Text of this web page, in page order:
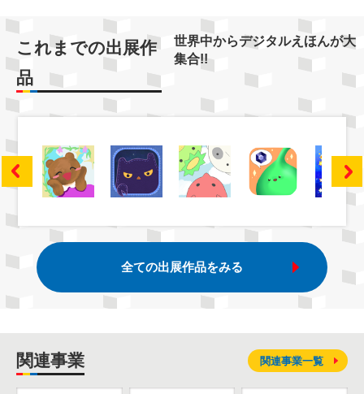
これまでの出展作
品
世界中からデジタルえほんが大
集合!!
全ての出展作品をみる
関連事業 関連事業一覧